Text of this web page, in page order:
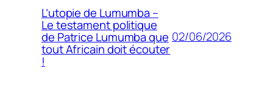
L’utopie de Lumumba –
Le testament politique
de Patrice Lumumba que
tout Africain doit écouter
!
02/06/2026